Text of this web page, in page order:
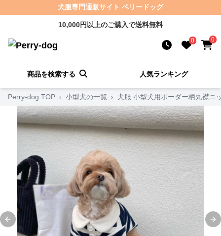
犬服専門通販サイト ペリードッグ
10,000円以上のご購入で送料無料
0 0
商品を検索する 人気ランキング
Perry-dog TOP › 小型犬の一覧 › 犬服 小型犬用ボーダー柄丸襟ニ
Previous slide